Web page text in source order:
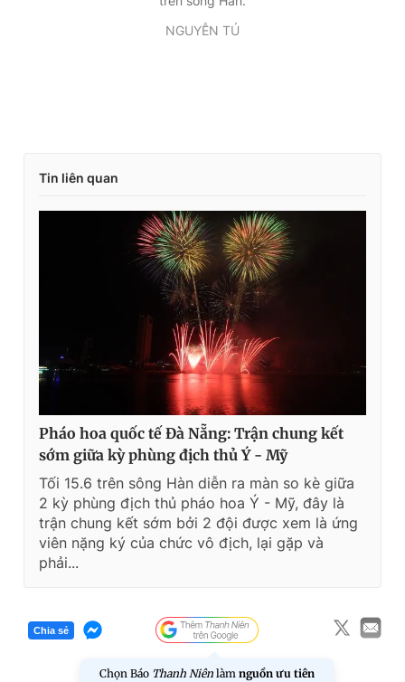
NGUYỄN TÚ
Tin liên quan
Pháo hoa quốc tế Đà Nẵng: Trận chung kết
sớm giữa kỳ phùng địch thủ Ý - Mỹ
Tối 15.6 trên sông Hàn diễn ra màn so kè giữa
2 kỳ phùng địch thủ pháo hoa Ý - Mỹ, đây là
trận chung kết sớm bởi 2 đội được xem là ứng
viên nặng ký của chức vô địch, lại gặp và
phải...
Chia sẻ
Chọn Báo Thanh Niên làm nguồn ưu tiên